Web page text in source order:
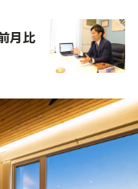
月比